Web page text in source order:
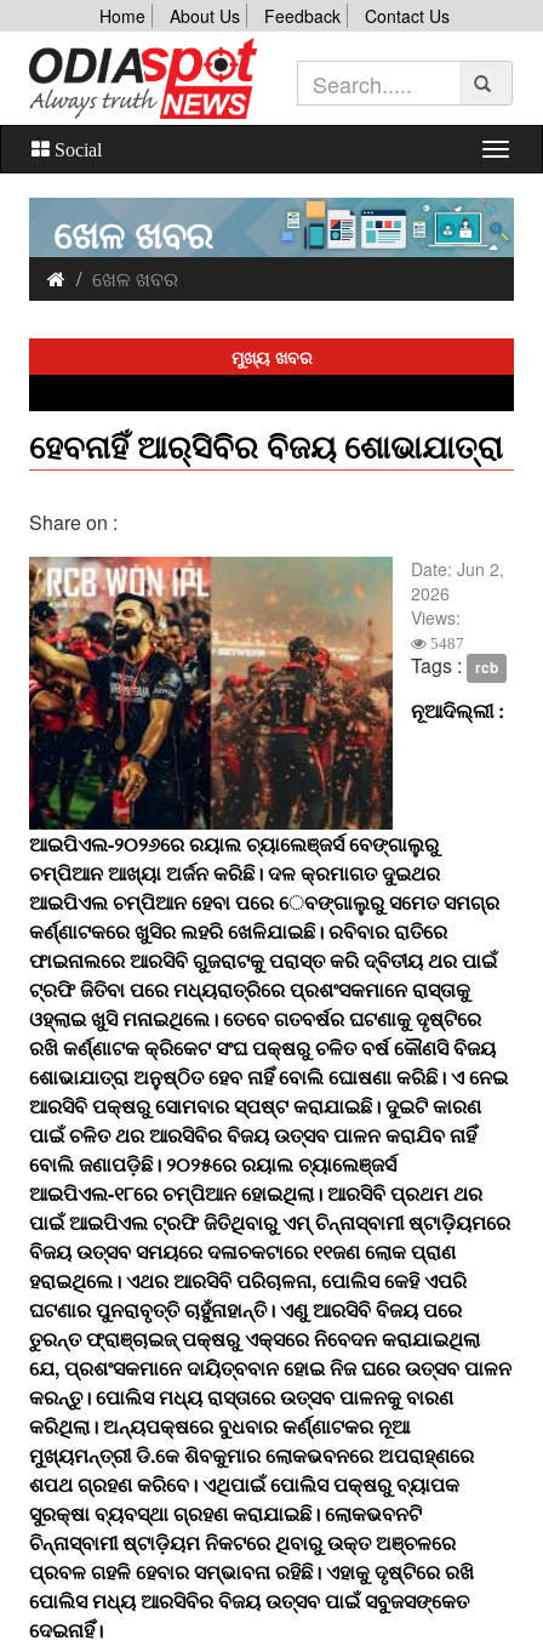
Home About Us Feedback Contact Us
Social
ଖେଳ ଖବର
ଖେଳ ଖବର
ମୁଖ୍ୟ ଖବର
ହେବନାହିଁ ଆର୍‌ସିବିର ବିଜୟ ଶୋଭାଯାତ୍ରା
Share on :
Date: Jun 2,
2026
Views:
5487
Tags : rcb
ନୂଆଦିଲ୍ଲୀ :
ଆଇପିଏଲ-୨୦୨୬ରେ ରୟାଲ ଚ୍ୟାଲେଞ୍ଜର୍ସ ବେଙ୍ଗାଲୁରୁ
ଚମ୍ପିଆନ ଆଖ୍ୟା ଅର୍ଜନ କରିଛି। ଦଳ କ୍ରମାଗତ ଦୁଇଥର
ଆଇପିଏଲ ଚମ୍ପିଆନ ହେବା ପରେ ​‌େବଙ୍ଗାଲୁରୁ ସମେତ ସମଗ୍ର
କର୍ଣ୍ଣାଟକରେ ଖୁସିର ଲହରି ଖେଳିଯାଇଛି। ରବିବାର ରାତିରେ
ଫାଇନାଲରେ ଆରସିବି ଗୁଜରାଟକୁ ପରାସ୍ତ କରି ଦ୍ବିତୀୟ ଥର ପାଇଁ
ଟ୍ରଫି ଜିତିବା ପରେ ମଧ୍ୟରାତ୍ରିରେ ପ୍ରଶଂସକମାନେ ରାସ୍ତାକୁ
ଓହ୍ଲାଇ ଖୁସି ମନାଇଥିଲେ। ତେବେ ଗତବର୍ଷର ଘଟଣାକୁ ଦୃଷ୍ଟିରେ
ରଖି କର୍ଣ୍ଣାଟକ କ୍ରିକେଟ ସଂଘ ପକ୍ଷରୁ ଚଳିତ ବର୍ଷ କୌଣସି ବିଜୟ
ଶୋଭାଯାତ୍ରା ଅନୁଷ୍ଠିତ ହେବ ନାହିଁ ବୋଲି ଘୋଷଣା କରିଛି। ଏ ନେଇ
ଆରସିବି ପକ୍ଷରୁ ସୋମବାର ସ୍ପଷ୍ଟ କରାଯାଇଛି। ଦୁଇଟି କାରଣ
ପାଇଁ ଚଳିତ ଥର ଆରସିବିର ବିଜୟ ଉତ୍ସବ ପାଳନ କରାଯିବ ନାହିଁ
ବୋଲି ଜଣାପଡ଼ିଛି। ୨୦୨୫ରେ ରୟାଲ ଚ୍ୟାଲେଞ୍ଜର୍ସ
ଆଇପିଏଲ-୧୮ରେ ଚମ୍ପିଆନ ହୋଇଥିଲା। ଆରସିବି ପ୍ରଥମ ଥର
ପାଇଁ ଆଇପିଏଲ ଟ୍ରଫି ଜିତିଥିବାରୁ ଏମ୍‌ ଚିନ୍ନାସ୍ବାମୀ ଷ୍ଟାଡ଼ିୟମରେ
ବିଜୟ ଉତ୍ସବ ସମୟରେ ଦଳାଚକଟାରେ ୧୧ଜଣ ଲୋକ ପ୍ରାଣ
ହରାଇଥିଲେ। ଏଥର ଆରସିବି ପରିଚାଳନା, ପୋଲିସ କେହି ଏପରି
ଘଟଣାର ପୁନରାବୃତ୍ତି ଚାହୁଁନାହାନ୍ତି। ଏଣୁ ଆରସିବି ବିଜୟ ପରେ
ତୁରନ୍ତ ଫ୍ରାଞ୍ଚାଇଜ୍‌ ପକ୍ଷରୁ ଏକ୍ସରେ ନିବେଦନ କରାଯାଇଥିଲା
ଯେ, ପ୍ରଶଂସକମାନେ ଦାୟିତ୍ବବାନ ହୋଇ ନିଜ ଘରେ ଉତ୍ସବ ପାଳନ
କରନ୍ତୁ। ପୋଲିସ ମଧ୍ୟ ରାସ୍ତାରେ ଉତ୍ସବ ପାଳନକୁ ବାରଣ
କରିଥିଲା। ଅନ୍ୟପକ୍ଷରେ ବୁଧବାର କର୍ଣ୍ଣାଟକର ନୂଆ
ମୁଖ୍ୟମନ୍ତ୍ରୀ ଡି.କେ ଶିବକୁମାର ଲୋକଭବନରେ ଅପରାହ୍ଣରେ
ଶପଥ ଗ୍ରହଣ କରିବେ। ଏଥିପାଇଁ ପୋଲିସ ପକ୍ଷରୁ ବ୍ୟାପକ
ସୁରକ୍ଷା ବ୍ୟବସ୍ଥା ଗ୍ରହଣ କରାଯାଇଛି। ଲୋକଭବନଟି
ଚିନ୍ନାସ୍ବାମୀ ଷ୍ଟାଡ଼ିୟମ ନିକଟରେ ଥିବାରୁ ଉକ୍ତ ଅଞ୍ଚଳରେ
ପ୍ରବଳ ଗହଳି ହେବାର ସମ୍ଭାବନା ରହିଛି। ଏହାକୁ ଦୃଷ୍ଟିରେ ରଖି
ପୋଲିସ ମଧ୍ୟ ଆରସିବିର ବିଜୟ ଉତ୍ସବ ପାଇଁ ସବୁଜସଙ୍କେତ
ଦେଇନାହିଁ।